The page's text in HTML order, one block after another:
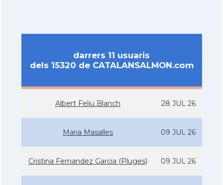
darrers 11 usuaris
dels 15320 de CATALANSALMON.com
Albert Feliu Blanch 28 JUL 26
Maria Masalles 09 JUL 26
Cristina Fernandez Garcia (Pluges) 09 JUL 26